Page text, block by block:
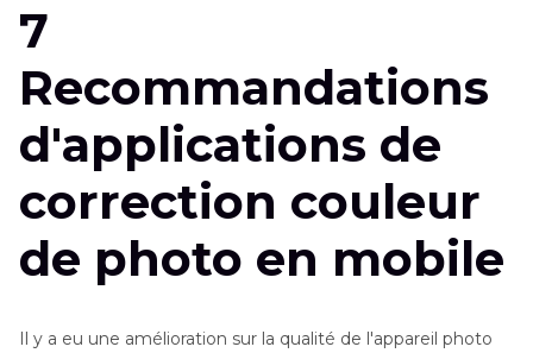
7
Recommandations
d'applications de
correction couleur
de photo en mobile
Il y a eu une amélioration sur la qualité de l'appareil photo